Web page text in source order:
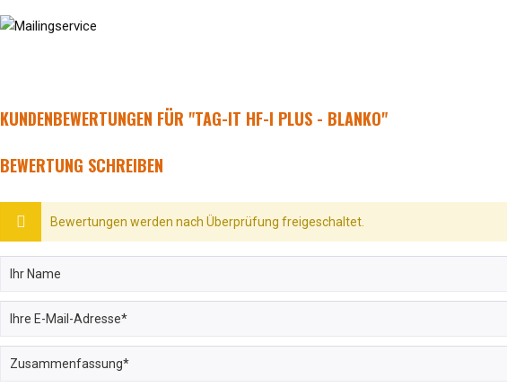
KUNDENBEWERTUNGEN FÜR "TAG-IT HF-I PLUS - BLANKO"
BEWERTUNG SCHREIBEN
Bewertungen werden nach Überprüfung freigeschaltet.